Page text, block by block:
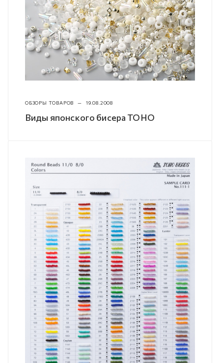
ОБЗОРЫ ТОВАРОВ — 19.08.2008
Виды японского бисера TOHO